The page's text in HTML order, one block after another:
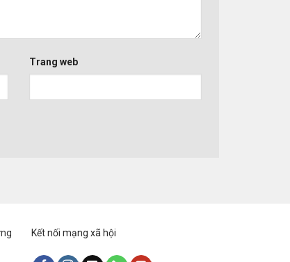
Trang web
Kết nối mạng xã hội